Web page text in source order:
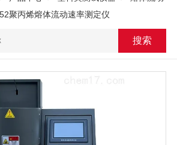
聚丙烯熔体流动速率测定仪